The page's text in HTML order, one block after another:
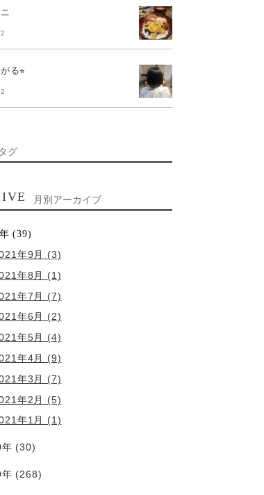
る⭐︎
タグ
月別アーカイブ
(39)
年9月 (3)
年8月 (1)
年7月 (7)
年6月 (2)
年5月 (4)
年4月 (9)
年3月 (7)
年2月 (5)
年1月 (1)
年 (30)
年 (268)